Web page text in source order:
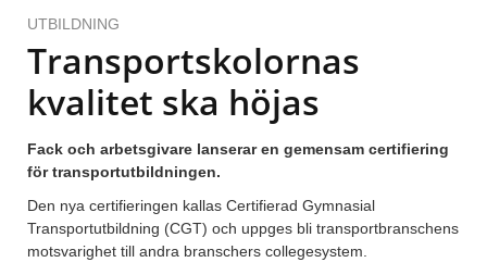
UTBILDNING
Transportskolornas
kvalitet ska höjas
Fack och arbetsgivare lanserar en gemensam certifiering
för transportutbildningen.
Den nya certifieringen kallas Certifierad Gymnasial
Transportutbildning (CGT) och uppges bli transportbranschens
motsvarighet till andra branschers collegesystem.